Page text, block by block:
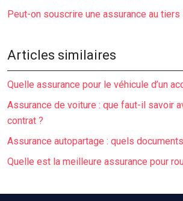
Peut-on souscrire une assurance au
Articles similaires
Quelle assurance pour le véhicule d’un
Assurance de voiture : que faut-il savoir
contrat ?
Assurance autopartage : quels
Quelle est la meilleure assurance pour